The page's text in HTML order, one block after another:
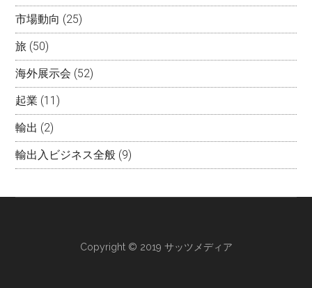
市場動向 (25)
旅 (50)
海外展示会 (52)
起業 (11)
輸出 (2)
輸出入ビジネス全般 (9)
Copyright © 2019 サッツメディア